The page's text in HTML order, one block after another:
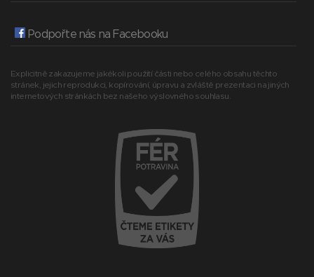
Podpořte nás na Facebooku
Explicitně zakazujeme jakékoli použití části nebo celého obsahu těchto
stránek, jejich reprodukci, kopírování, úpravu a zvláště prezentaci na jiných
internetových stránkách bez našeho výslovného souhlasu.